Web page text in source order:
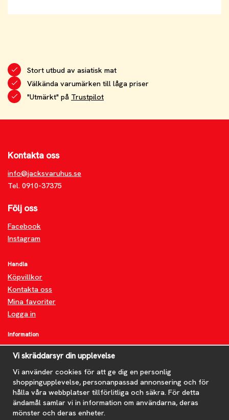
Stort utbud av asiatisk mat
Välkända varumärken till låga priser
"Utmärkt" på Trustpilot
Kontakta oss
info@jacksvaruhus.se
Tel. 0910-37375
Följ oss
Facebook
Instagram
Handla
Köpvillkor
Kontakta oss
Mina favoriter
Logga in
Information
Om oss
FAQ
Nyheter
Nyhetsbrev
Om cookies
Prenumerera på nyhetsbrevet för våra bästa erbjudanden och
Vi skräddarsyr din upplevelse
Vi använder cookies för att ge dig en personlig
shoppingupplevelse, personanpassad annonsering och för
hålla våra webbplatser tillförlitliga och säkra. För detta
ändamål samlar vi in information om användarna, deras
mönster och deras enheter.